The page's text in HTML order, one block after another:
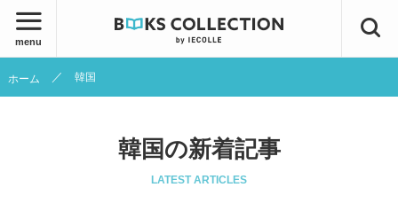
menu
ホーム 韓国
韓国の新着記事
LATEST ARTICLES